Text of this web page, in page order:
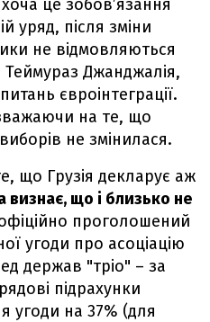
це зобов’язання
уряд, після зміни
не відмовляються
Теймураз Джанджалія,
євроінтеграції.
на те, що
не змінилася.
що Грузія декларує аж
визнає, що і близько не
проголошений
угоди про асоціацію
держав "тріо" – за
підрахунки
угоди на 37% (для